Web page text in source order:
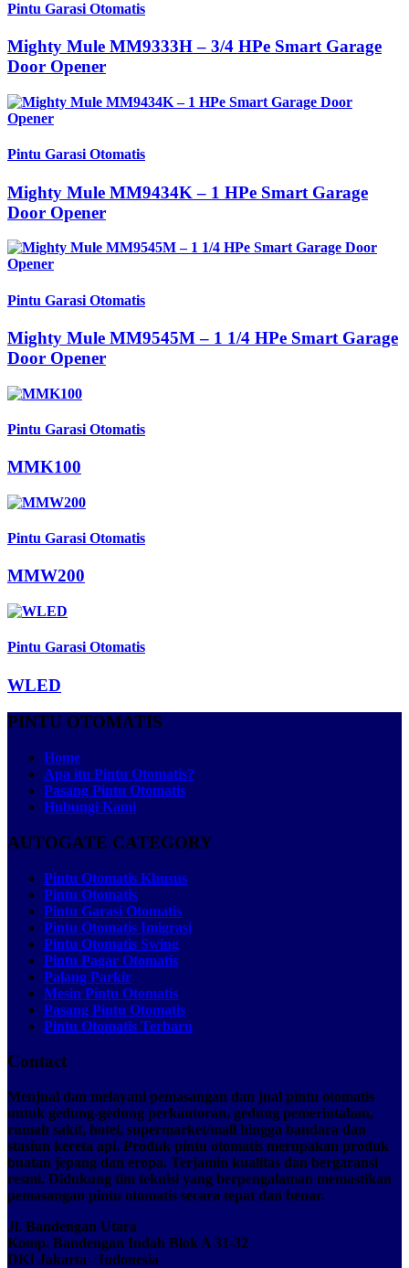
Pintu Garasi Otomatis
Mighty Mule MM9333H – 3/4 HPe Smart Garage
Door Opener
Pintu Garasi Otomatis
Mighty Mule MM9434K – 1 HPe Smart Garage
Door Opener
Pintu Garasi Otomatis
Mighty Mule MM9545M – 1 1/4 HPe Smart Garage
Door Opener
Pintu Garasi Otomatis
MMK100
Pintu Garasi Otomatis
MMW200
Pintu Garasi Otomatis
WLED
PINTU OTOMATIS
Home
Apa itu Pintu Otomatis?
Pasang Pintu Otomatis
Hubungi Kami
AUTOGATE CATEGORY
Pintu Otomatis Khusus
Pintu Otomatis
Pintu Garasi Otomatis
Pintu Otomatis Imigrasi
Pintu Otomatis Swing
Pintu Pagar Otomatis
Palang Parkir
Mesin Pintu Otomatis
Pasang Pintu Otomatis
Pintu Otomatis Terbaru
Contact
Menjual dan melayani pemasangan dan jual pintu otomatis
untuk gedung-gedung perkantoran, gedung pemerintahan,
rumah sakit, hotel, supermarket/mall hingga bandara dan
stasiun kereta api. Produk pintu otomatis merupakan produk
buatan jepang dan eropa. Terjamin kualitas dan bergaransi
resmi. Didukung tim teknisi yang berpengalaman memastikan
pemasangan pintu otomatis secara tepat dan benar.
Jl. Bandengan Utara
Komp. Bandengan Indah Blok A 31-32
DKI Jakarta - Indonesia